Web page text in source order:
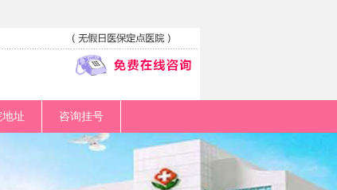
地址 咨询挂号